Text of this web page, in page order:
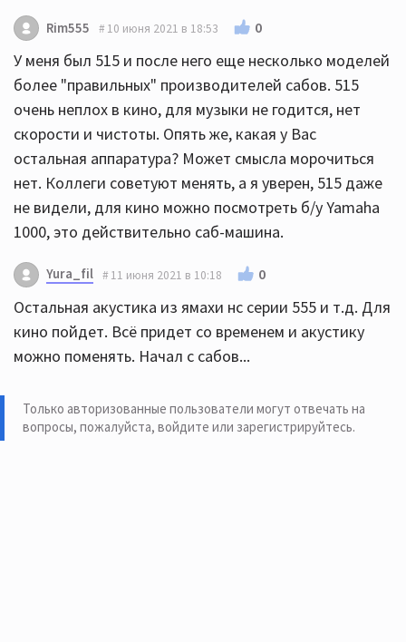
Rim555 10 июня 2021 в 18:53 0
У меня был 515 и после него еще несколько моделей
более "правильных" производителей сабов. 515
очень неплох в кино, для музыки не годится, нет
скорости и чистоты. Опять же, какая у Вас
остальная аппаратура? Может смысла морочиться
нет. Коллеги советуют менять, а я уверен, 515 даже
не видели, для кино можно посмотреть б/у Yamaha
1000, это действительно саб-машина.
Yura_fil 11 июня 2021 в 10:18 0
Остальная акустика из ямахи нс серии 555 и т.д. Для
кино пойдет. Всё придет со временем и акустику
можно поменять. Начал с сабов...
Только авторизованные пользователи могут отвечать на
вопросы, пожалуйста, войдите или зарегистрируйтесь.